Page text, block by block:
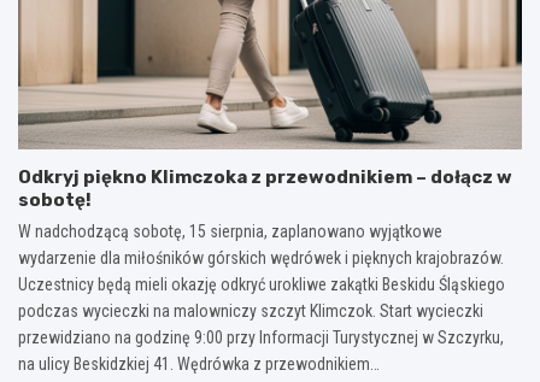
Odkryj piękno Klimczoka z przewodnikiem – dołącz w
sobotę!
W nadchodzącą sobotę, 15 sierpnia, zaplanowano wyjątkowe
wydarzenie dla miłośników górskich wędrówek i pięknych krajobrazów.
Uczestnicy będą mieli okazję odkryć urokliwe zakątki Beskidu Śląskiego
podczas wycieczki na malowniczy szczyt Klimczok. Start wycieczki
przewidziano na godzinę 9:00 przy Informacji Turystycznej w Szczyrku,
na ulicy Beskidzkiej 41. Wędrówka z przewodnikiem…